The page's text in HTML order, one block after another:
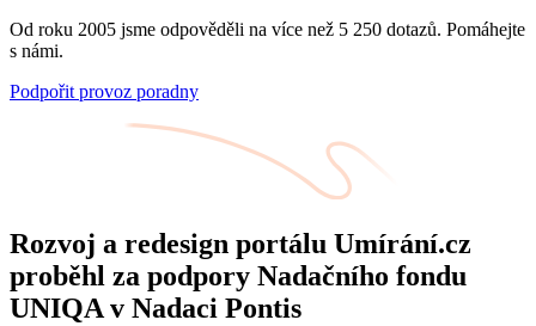
Od roku 2005 jsme odpověděli na více než 5 250 dotazů. Pomáhejte
s námi.
Podpořit provoz poradny
Rozvoj a redesign portálu Umírání.cz
proběhl za podpory Nadačního fondu
UNIQA v Nadaci Pontis